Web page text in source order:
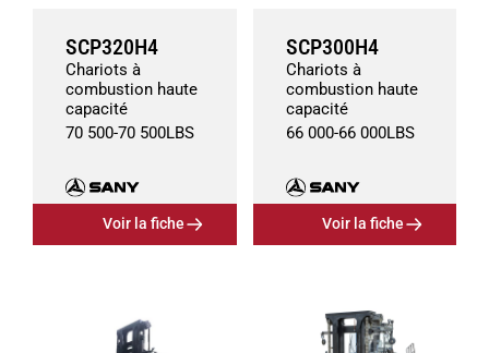
SCP320H4
Chariots à
combustion haute
capacité
70 500-70 500LBS
Voir la fiche
SCP300H4
Chariots à
combustion haute
capacité
66 000-66 000LBS
Voir la fiche